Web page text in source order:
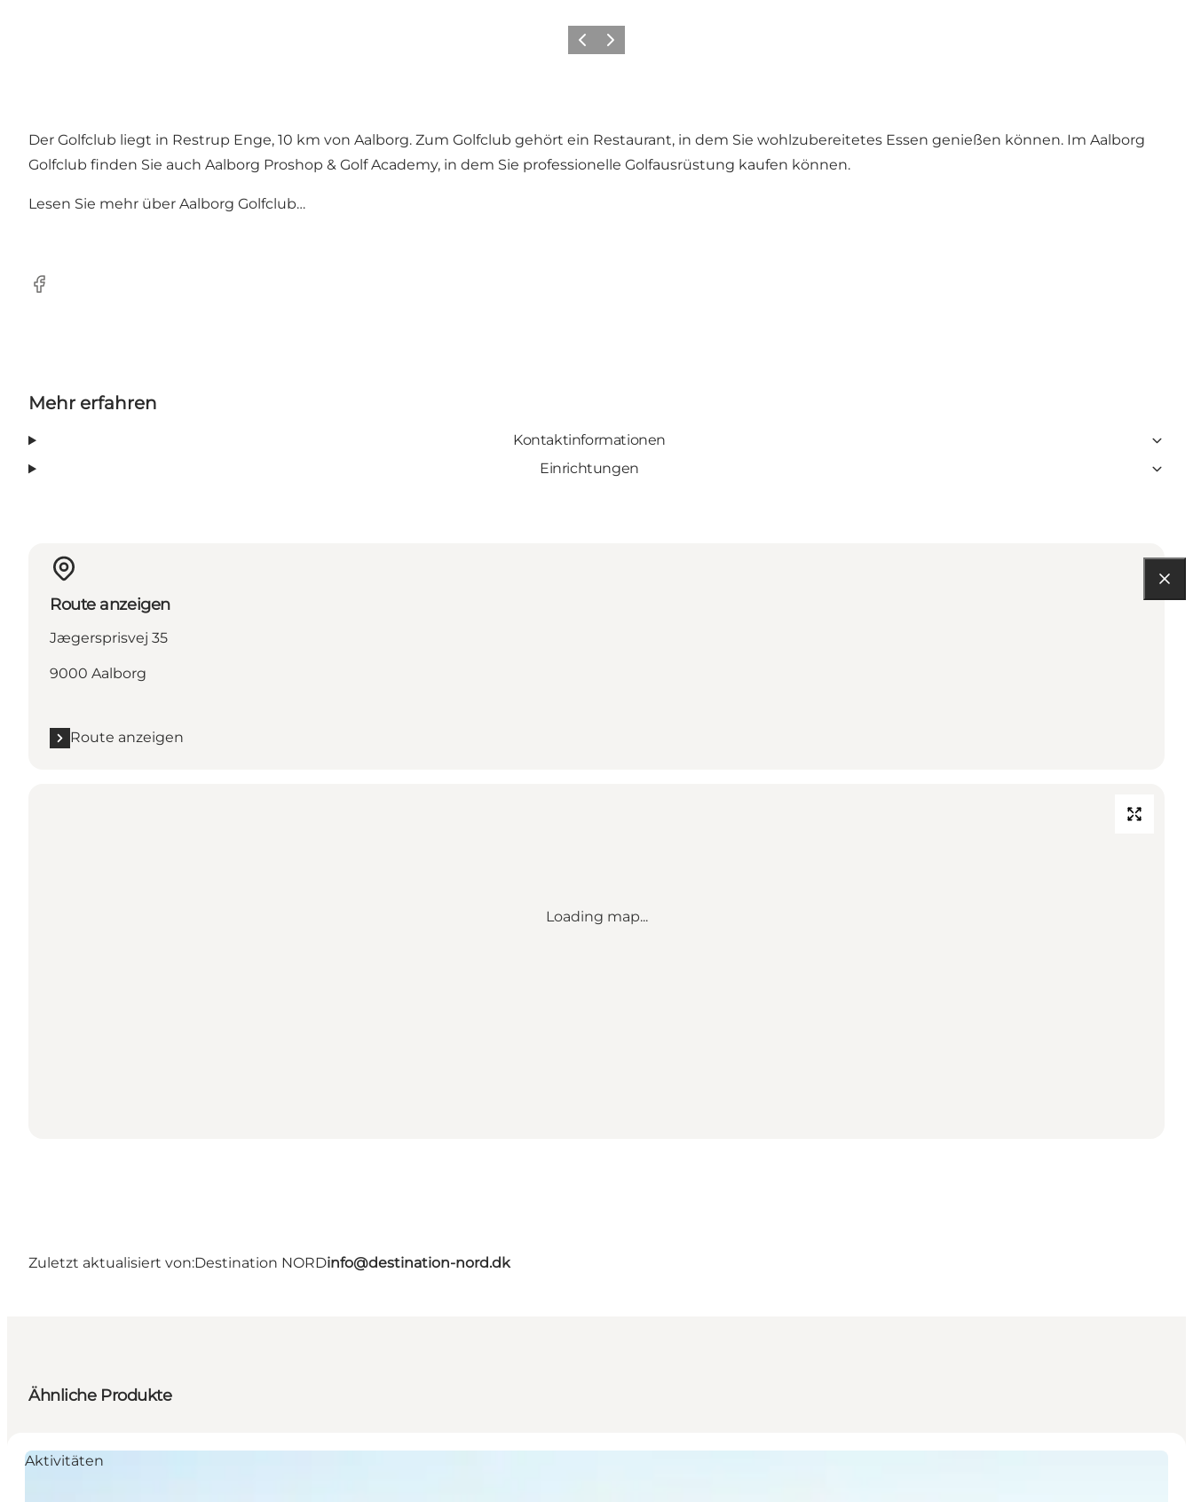
ZurückWeiter
Der Golfclub liegt in Restrup Enge, 10 km von Aalborg. Zum Golfclub gehört ein Restaurant, in dem Sie wohlzubereitetes Essen genießen können. Im Aalborg
Golfclub finden Sie auch Aalborg Proshop & Golf Academy, in dem Sie professionelle Golfausrüstung kaufen können.
Lesen Sie mehr über Aalborg Golfclub…
Facebook
Mehr erfahren
Kontaktinformationen
Einrichtungen
Route anzeigen
Jægersprisvej 35
9000 Aalborg
Route anzeigen
Loading map...
Zuletzt aktualisiert von:Destination NORDinfo@destination-nord.dk
Ähnliche Produkte
Aktivitäten